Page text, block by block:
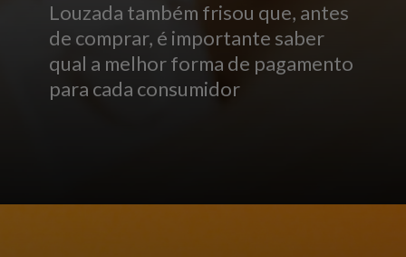
Louzada também frisou que, antes
de comprar, é importante saber
qual a melhor forma de pagamento
para cada consumidor